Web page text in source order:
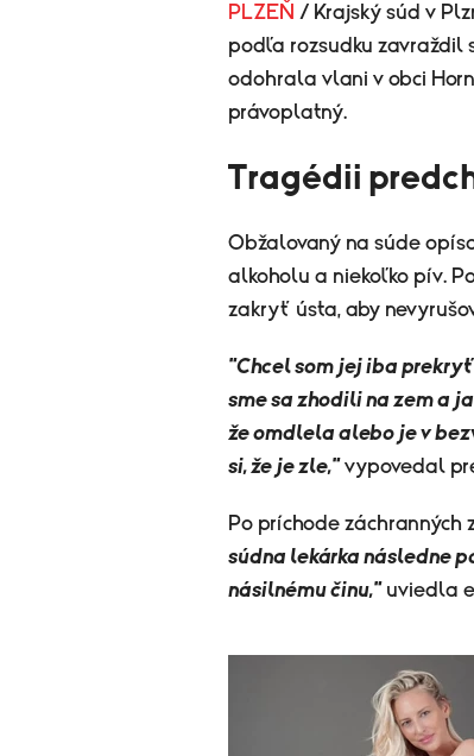
PLZEŇ / Krajský súd v
podľa rozsudku zavraždil
odohrala vlani v obci
právoplatný.
Tragédii
Obžalovaný na súde
alkoholu a niekoľko pív.
zakryť ústa, aby
"Chcel som jej iba prekryť
sme sa zhodili na zem a
že omdlela alebo je v
si, že je zle,"vypovedal
Po príchode záchranných
súdna lekárka následne
násilnému činu,"uviedla